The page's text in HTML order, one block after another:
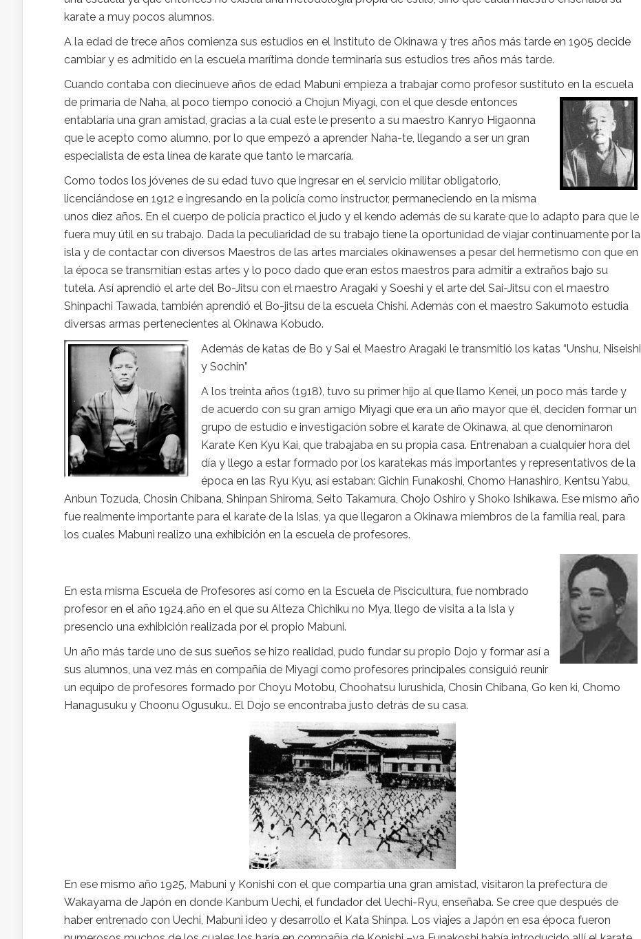
karate a muy pocos alumnos.
A la edad de trece años comienza sus estudios en el Instituto de Okinawa y tres años más tarde en 1905 decide
cambiar y es admitido en la escuela marítima donde terminaría sus estudios tres años más tarde.
Cuando contaba con diecinueve años de edad Mabuni empieza a trabajar como profesor sustituto en la escuela
de primaria de Naha, al poco tiempo conoció a Chojun Miyagi, con el que desde entonces
entablaría una gran amistad, gracias a la cual este le presento a su maestro Kanryo Higaonna
que le acepto como alumno, por lo que empezó a aprender Naha-te, llegando a ser un gran
especialista de esta línea de karate que tanto le marcaría.
Como todos los jóvenes de su edad tuvo que ingresar en el servicio militar obligatorio,
licenciándose en 1912 e ingresando en la policía como instructor, permaneciendo en la misma
unos diez años. En el cuerpo de policía practico el judo y el kendo además de su karate que lo adapto para que le
fuera muy útil en su trabajo. Dada la peculiaridad de su trabajo tiene la oportunidad de viajar continuamente por la
isla y de contactar con diversos Maestros de las artes marciales okinawenses a pesar del hermetismo con que en
la época se transmitían estas artes y lo poco dado que eran estos maestros para admitir a extraños bajo su
tutela. Así aprendió el arte del Bo-Jitsu con el maestro Aragaki y Soeshi y el arte del Sai-Jitsu con el maestro
Shinpachi Tawada, también aprendió el Bo-jitsu de la escuela Chishi. Además con el maestro Sakumoto estudia
diversas armas pertenecientes al Okinawa Kobudo.
Además de katas de Bo y Sai el Maestro Aragaki le transmitió los katas “Unshu, Niseishi
y Sochin”
A los treinta años (1918), tuvo su primer hijo al que llamo Kenei, un poco más tarde y
de acuerdo con su gran amigo Miyagi que era un año mayor que él, deciden formar un
grupo de estudio e investigación sobre el karate de Okinawa, al que denominaron
Karate Ken Kyu Kai, que trabajaba en su propia casa. Entrenaban a cualquier hora del
día y llego a estar formado por los karatekas más importantes y representativos de la
época en las Ryu Kyu, así estaban: Gichin Funakoshi, Chomo Hanashiro, Kentsu Yabu,
Anbun Tozuda, Chosin Chibana, Shinpan Shiroma, Seito Takamura, Chojo Oshiro y Shoko Ishikawa. Ese mismo año
fue realmente importante para el karate de la Islas, ya que llegaron a Okinawa miembros de la familia real, para
los cuales Mabuni realizo una exhibición en la escuela de profesores.
En esta misma Escuela de Profesores así como en la Escuela de Piscicultura, fue nombrado
profesor en el año 1924,año en el que su Alteza Chichiku no Mya, llego de visita a la Isla y
presencio una exhibición realizada por el propio Mabuni.
Un año más tarde uno de sus sueños se hizo realidad, pudo fundar su propio Dojo y formar así a
sus alumnos, una vez más en compañía de Miyagi como profesores principales consiguió reunir
un equipo de profesores formado por Choyu Motobu, Choohatsu Iurushida, Chosin Chibana, Go ken ki, Chomo
Hanagusuku y Choonu Ogusuku.. El Dojo se encontraba justo detrás de su casa.
En ese mismo año 1925, Mabuni y Konishi con el que compartía una gran amistad, visitaron la prefectura de
Wakayama de Japón en donde Kanbum Uechi, el fundador del Uechi-Ryu, enseñaba. Se cree que después de
haber entrenado con Uechi, Mabuni ideo y desarrollo el Kata Shinpa. Los viajes a Japón en esa época fueron